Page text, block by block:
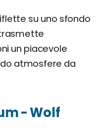
su uno sfondo
un piacevole
atmosfere da
- Wolf